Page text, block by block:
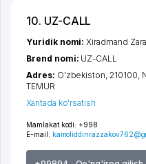
10. UZ-CALL
Mamlakat kodi: +998
E-mail:
Yuridik nomi:Xiradmand
Brend nomi: UZ-CALL
Adres: O'zbekiston, 210100,
TEMUR
Xaritada ko'rsatish